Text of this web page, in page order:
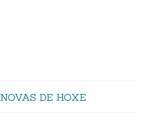
NOVAS DE HOXE